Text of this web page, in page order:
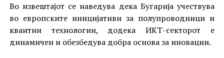
Во извештајот се наведува дека Бугарија учествува
во европските иницијативи за полупроводници и
квантни технологии, додека ИКТ-секторот е
динамичен и обезбедува добра основа за иновации.